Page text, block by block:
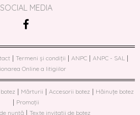
SOCIAL MEDIA
| Termeni și condiții | ANPC | ANPC - SAL |
Online a litigiilor
| Mărturii | Accesorii botez | Hăinuțe botez
| Promoții
nuntă | Texte invitații de botez